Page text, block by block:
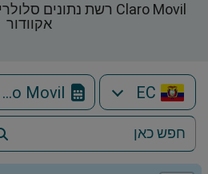
אקוודור
EC
Claro Movil